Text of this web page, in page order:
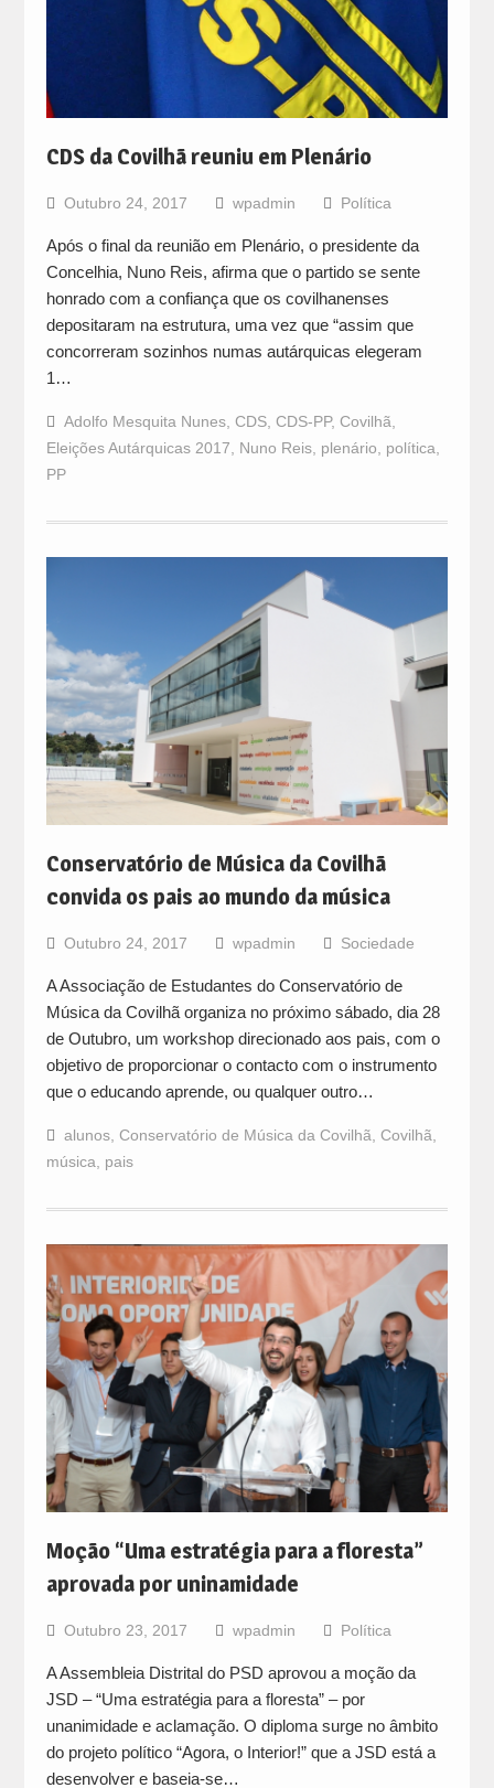
CDS da Covilhã reuniu em Plenário
Outubro 24, 2017 wpadmin Política
Após o final da reunião em Plenário, o presidente da
Concelhia, Nuno Reis, afirma que o partido se sente
honrado com a confiança que os covilhanenses
depositaram na estrutura, uma vez que “assim que
concorreram sozinhos numas autárquicas elegeram
1…
Adolfo Mesquita Nunes, CDS, CDS-PP, Covilhã
Eleições Autárquicas 2017
Nuno Reis, plenário política
PP
Conservatório de Música da Covilhã
convida os pais ao mundo da música
Outubro 24, 2017 wpadmin Sociedade
A Associação de Estudantes do Conservatório de
Música da Covilhã organiza no próximo sábado, dia 28
de Outubro, um workshop direcionado aos pais, com o
objetivo de proporcionar o contacto com o instrumento
que o educando aprende, ou qualquer outro…
alunos, Conservatório de Música da Covilhã Covilhã
música
pais
Moção “Uma estratégia para a floresta”
aprovada por uninamidade
Outubro 23, 2017 wpadmin Política
A Assembleia Distrital do PSD aprovou a moção da
JSD – “Uma estratégia para a floresta” – por
unanimidade e aclamação. O diploma surge no âmbito
do projeto político “Agora, o Interior!” que a JSD está a
desenvolver e baseia-se…